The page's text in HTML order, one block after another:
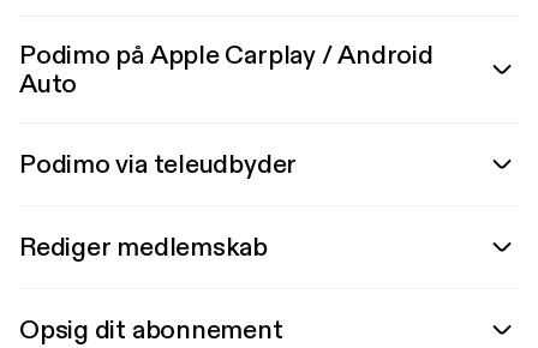
Podimo på Apple Carplay / Android
Auto
Podimo via teleudbyder
Rediger medlemskab
Opsig dit abonnement